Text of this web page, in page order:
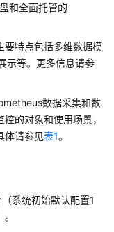
和全面托管的
要特点包括多维数据模
示等。更多信息请参
数据采集和数
的对象和使用场景，
体请参见表1。
系统初始默认配置1